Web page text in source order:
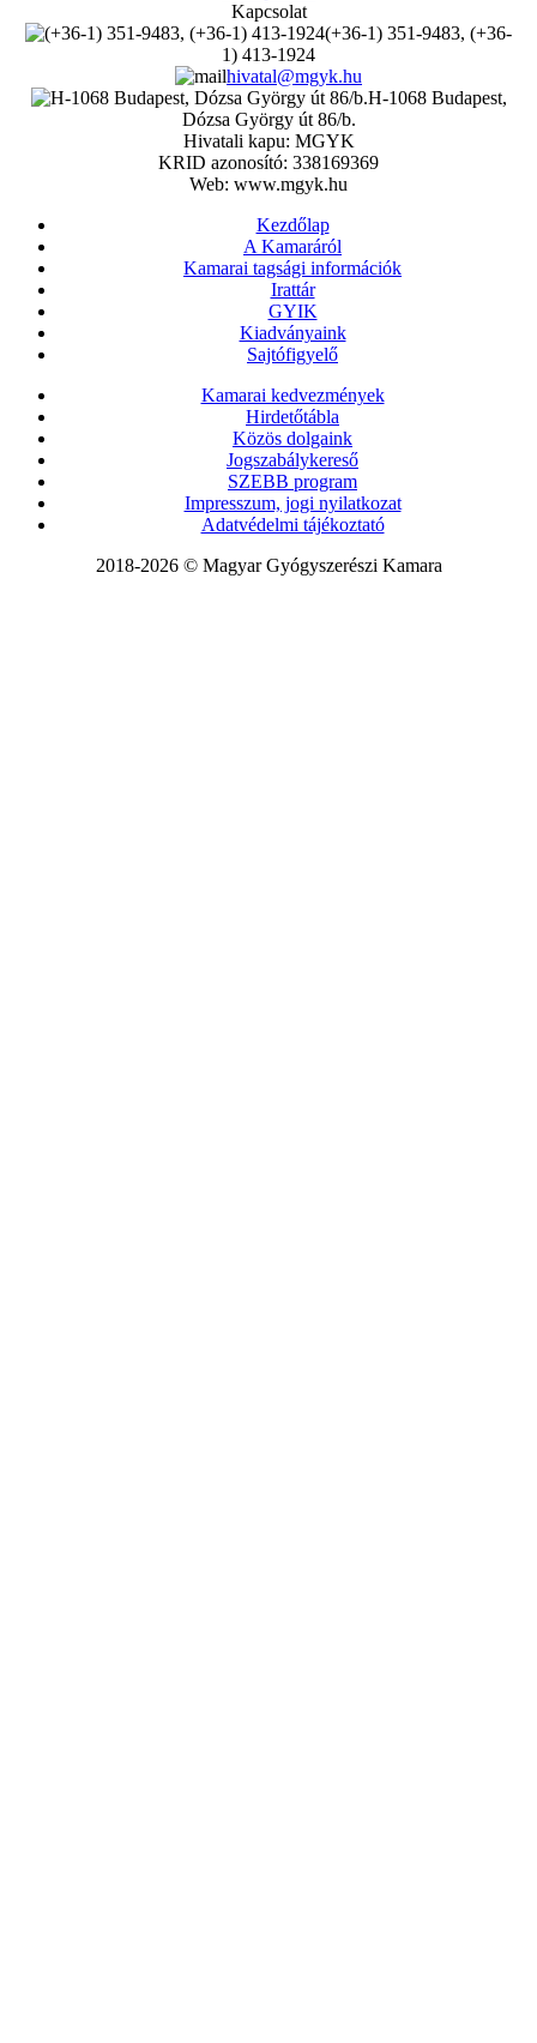
Kapcsolat
(+36-1) 351-9483, (+36-
1) 413-1924
hivatal@mgyk.hu
H-1068 Budapest,
Dózsa György út 86/b.
Hivatali kapu: MGYK
KRID azonosító: 338169369
Web: www.mgyk.hu
Kezdőlap
A Kamaráról
Kamarai tagsági információk
Irattár
GYIK
Kiadványaink
Sajtófigyelő
Kamarai kedvezmények
Hirdetőtábla
Közös dolgaink
Jogszabálykereső
SZEBB program
Impresszum, jogi nyilatkozat
Adatvédelmi tájékoztató
2018-2026 © Magyar Gyógyszerészi Kamara